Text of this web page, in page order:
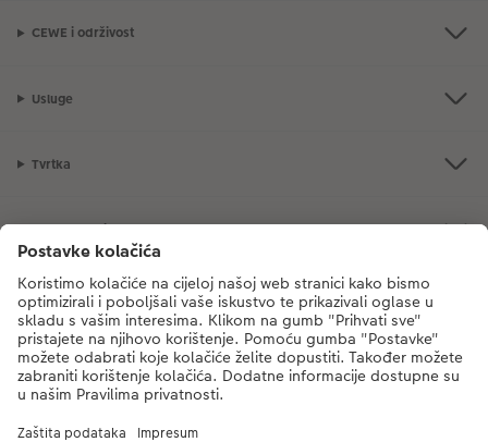
CEWE i održivost
Usluge
Tvrtka
Ponuda proizvoda
CEWE Fotosvijet